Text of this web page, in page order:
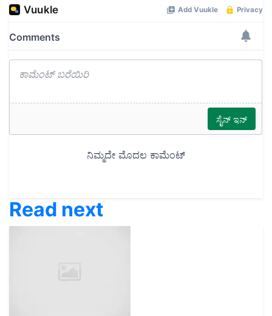
Read next